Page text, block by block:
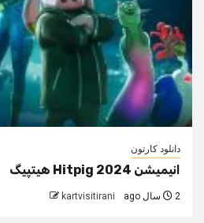
دانلود کارتون
انیمیشن Hitpig 2024 هیتپیگ
2 سال ago kartvisitirani